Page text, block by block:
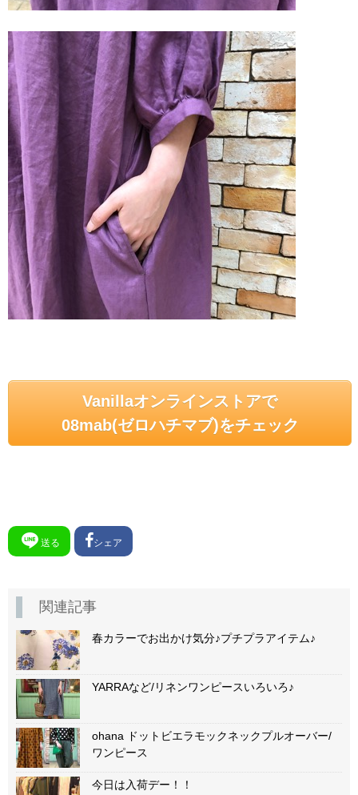
Vanillaオンラインストアで
08mab(ゼロハチマブ)をチェック
送る シェア
関連記事
春カラーでお出かけ気分♪プチプラアイテム♪
YARRAなど/リネンワンピースいろいろ♪
ohana ドットビエラモックネックプルオーバー/
ワンピース
今日は入荷デー！！